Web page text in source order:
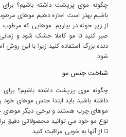
چگونه موی پرپشت داشته باشیم؟
باشیم بهتر است اجازه دهیم موهای
از زیر حوله در بیاریم. موهایی که مرطوب
صبر کنید تا مو کاملا خشک شود و
دنده بزرگ استفاده کنید زیرا با این
شود.
شناخت جنس مو
چگونه موی پرپشت داشته باشیم؟ برای
داشته باشید باید ابتدا جنس موهای خود
موهای چرب هستند و برخی دیگر
نوع مو خود می توانید محصولاتی دقیق
تا از آنها به خوبی مراقبت کنید.